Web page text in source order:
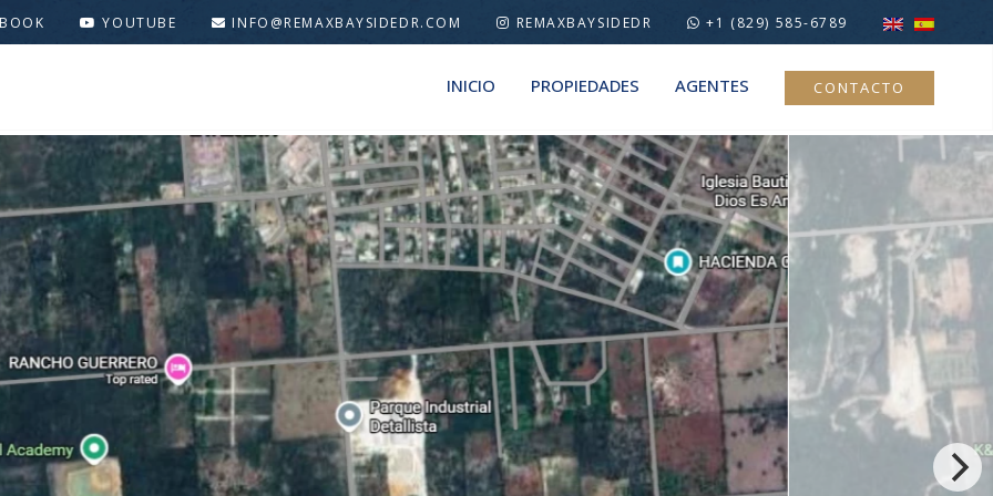
YOUTUBE INFO@REMAXBAYSIDEDR.COM REMAXBAYSIDEDR +1 (829) 585-6789
INICIO PROPIEDADES AGENTES CONTACTO